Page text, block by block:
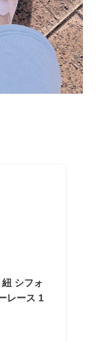
シフォ
レース 1